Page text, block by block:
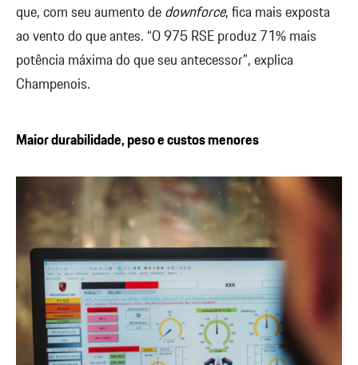
que, com seu aumento dedownforce, fica mais exposta
ao vento do que antes. “O 975 RSE produz 71% mais
potência máxima do que seu antecessor”, explica
Champenois.
Maior durabilidade, peso e custos menores